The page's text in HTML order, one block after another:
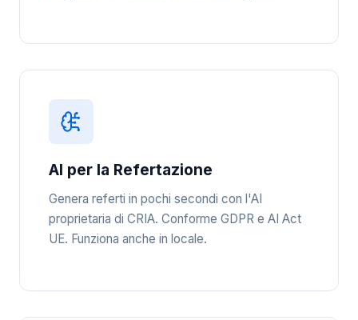
AI per la Refertazione
Genera referti in pochi secondi con l'AI
proprietaria di CRIA. Conforme GDPR e AI Act
UE. Funziona anche in locale.